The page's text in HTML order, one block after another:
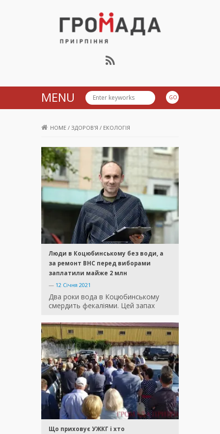
Громада Приірпіння
MENU
HOME / ЗДОРОВ'Я / ЕКОЛОГІЯ
Люди в Коцюбинському без води, а
за ремонт ВНС перед виборами
заплатили майже 2 млн
— 12 Січня 2021
Два роки вода в Коцюбинському
смердить фекаліями. Цей запах
Що приховує УЖКГ і хто